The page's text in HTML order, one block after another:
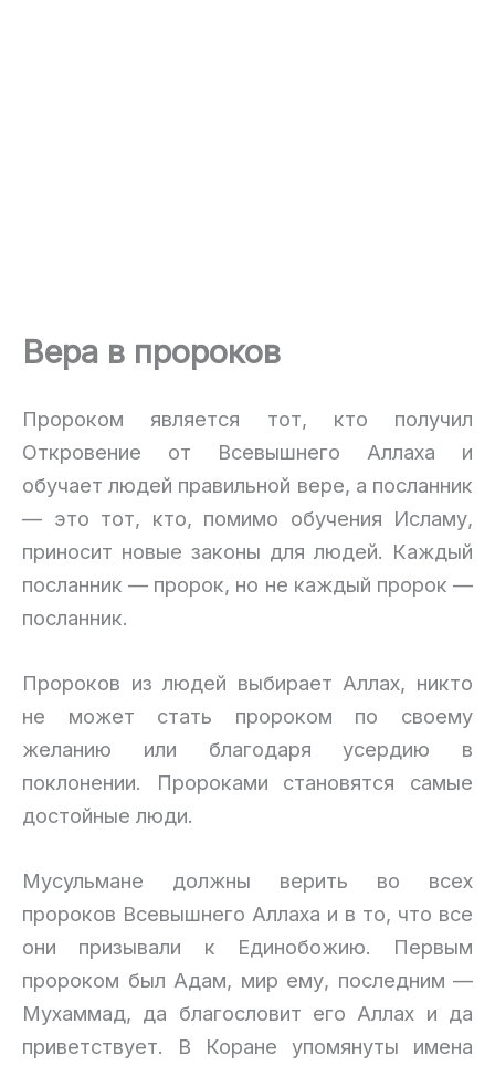
Вера в пророков
Пророком является тот, кто получил
Откровение от Всевышнего Аллаха и
обучает людей правильной вере, а посланник
— это тот, кто, помимо обучения Исламу,
приносит новые законы для людей. Каждый
посланник — пророк, но не каждый пророк —
посланник.
Пророков из людей выбирает Аллах, никто
не может стать пророком по своему
желанию или благодаря усердию в
поклонении. Пророками становятся самые
достойные люди.
Мусульмане должны верить во всех
пророков Всевышнего Аллаха и в то, что все
они призывали к Единобожию. Первым
пророком был Адам, мир ему, последним —
Мухаммад, да благословит его Аллах и да
приветствует. В Коране упомянуты имена